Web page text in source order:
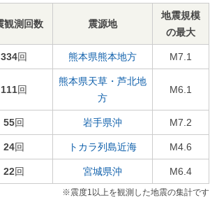
観測回数 震源地
地震規模
の最大
334回 熊本県熊本地方 M7.1
111回
熊本県天草・芦北地
方
M6.1
55回 岩手県沖 M7.2
24回 トカラ列島近海 M4.6
22回 宮城県沖 M6.4
※震度1以上を観測した地震の集計です